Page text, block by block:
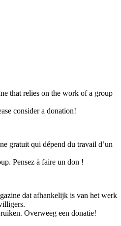
that relies on the work of a group
consider a donation!
gratuit qui dépend du travail d’un
Pensez à faire un don !
dat afhankelijk is van het werk
Overweeg een donatie!